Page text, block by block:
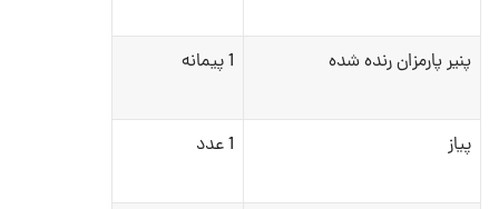
پنیر پارمزان رنده شده 1 پیمانه
پیاز 1 عدد